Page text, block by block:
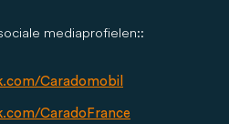
mediaprofielen::
Caradomobil
CaradoFrance